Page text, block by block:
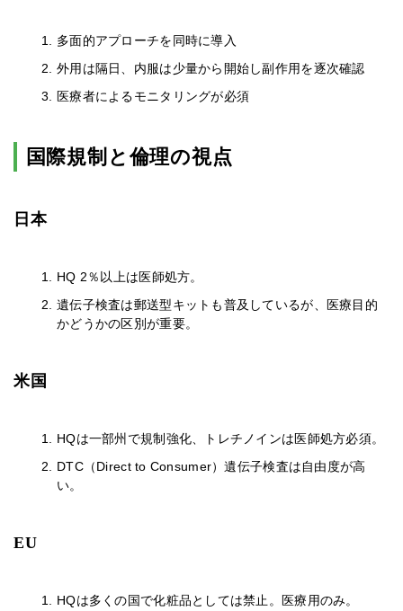
多面的アプローチを同時に導入
外用は隔日、内服は少量から開始し副作用を逐次確認
医療者によるモニタリングが必須
国際規制と倫理の視点
日本
HQ 2％以上は医師処方。
遺伝子検査は郵送型キットも普及しているが、医療目的
かどうかの区別が重要。
米国
HQは一部州で規制強化、トレチノインは医師処方必須。
DTC（Direct to Consumer）遺伝子検査は自由度が高
い。
EU
HQは多くの国で化粧品としては禁止。医療用のみ。